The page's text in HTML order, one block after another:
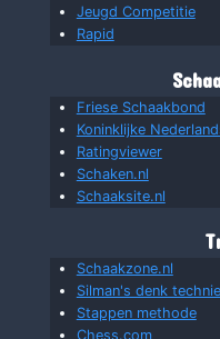
Jeugd Competitie
Rapid
Friese Schaakbond
Koninklijke
Ratingviewer
Schaken.nl
Schaaksite.nl
Schaakzone.nl
Silman's denk
Stappen methode
Chess.com